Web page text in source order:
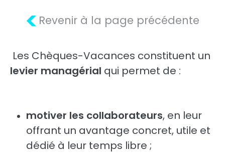
< Revenir à la page précédente
Les Chèques-Vacances constituent un
levier managérial qui permet de :
motiver les collaborateurs, en leur
offrant un avantage concret, utile et
dédié à leur temps libre ;